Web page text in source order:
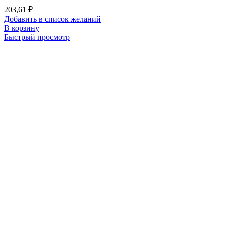
203,61 ₽
Добавить в список желаний
В корзину
Быстрый просмотр